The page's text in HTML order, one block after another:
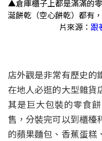
▲倉庫櫃子上都是滿滿的
涎餅乾（空心餅乾）都有
片來源： 跟
店外觀是非常有歷史的
在地人必逛的大型雜貨
其是巨大包裝的零食
售，分裝完可以到櫃檯
的蘋果麵包、香蕉蛋糕